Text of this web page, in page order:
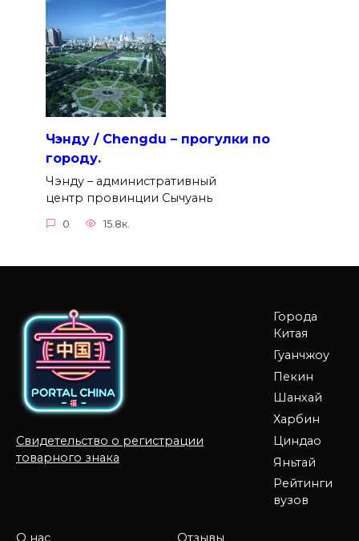
Чэнду / Chengdu – прогулки по
городу.
Чэнду – административный
центр провинции Сычуань
0 15.8к.
Свидетельство о регистрации
товарного знака
Города
Китая
Гуанчжоу
Пекин
Шанхай
Харбин
Циндао
Яньтай
Рейтинги
вузов
О нас
Отзывы